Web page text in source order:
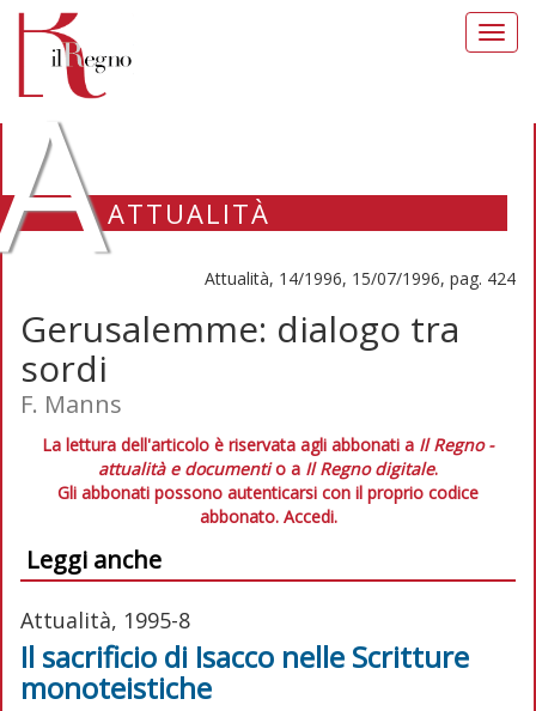
ATTUALITÀ
Attualità, 14/1996, 15/07/1996, pag. 424
Gerusalemme: dialogo tra
sordi
F. Manns
La lettura dell'articolo è riservata agli abbonati a Il Regno -
attualità e documentio a Il Regno digitale.
Gli abbonati possono autenticarsi con il proprio codice
abbonato. Accedi.
Leggi anche
Attualità, 1995-8
Il sacrificio di Isacco nelle Scritture
monoteistiche